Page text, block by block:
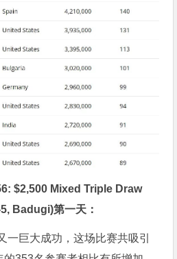
$2,500 Mixed Triple Draw
Badugi)第一天：
一巨大成功，这场比赛共吸引